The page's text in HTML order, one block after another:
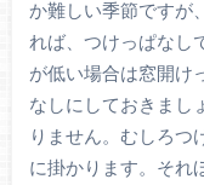
か難しい季節ですが
れば、つけっぱなし
が低い場合は窓開け
なしにしておきまし
りません。むしろつ
に掛かります。それ